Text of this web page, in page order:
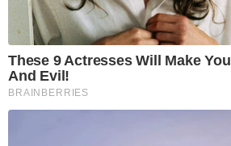
These 9 Actresses Will Make
And Evil!
BRAINBERRIES